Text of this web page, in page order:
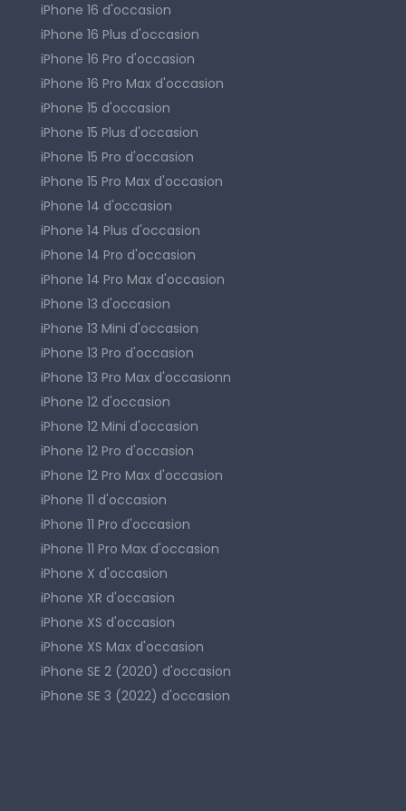
iPhone 16 d'occasion
iPhone 16 Plus d'occasion
iPhone 16 Pro d'occasion
iPhone 16 Pro Max d'occasion
iPhone 15 d'occasion
iPhone 15 Plus d'occasion
iPhone 15 Pro d'occasion
iPhone 15 Pro Max d'occasion
iPhone 14 d'occasion
iPhone 14 Plus d'occasion
iPhone 14 Pro d'occasion
iPhone 14 Pro Max d'occasion
iPhone 13 d'occasion
iPhone 13 Mini d'occasion
iPhone 13 Pro d'occasion
iPhone 13 Pro Max d'occasionn
iPhone 12 d'occasion
iPhone 12 Mini d'occasion
iPhone 12 Pro d'occasion
iPhone 12 Pro Max d'occasion
iPhone 11 d'occasion
iPhone 11 Pro d'occasion
iPhone 11 Pro Max d'occasion
iPhone X d'occasion
iPhone XR d'occasion
iPhone XS d'occasion
iPhone XS Max d'occasion
iPhone SE 2 (2020) d'occasion
iPhone SE 3 (2022) d'occasion